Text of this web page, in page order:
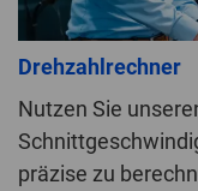
Drehzahlrechner
Nutzen Sie
präzise zu